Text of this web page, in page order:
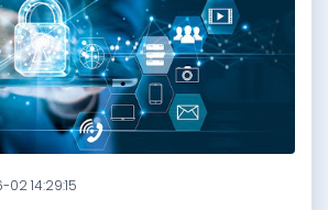
02 14:29:15